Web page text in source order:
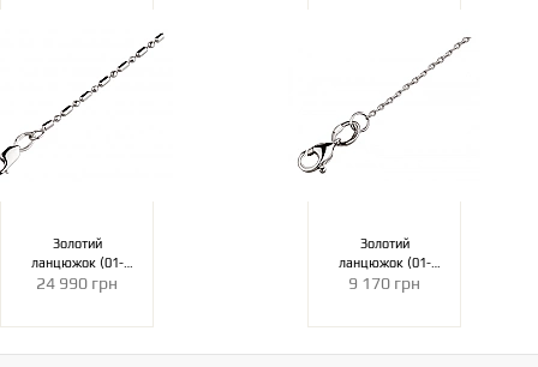
Золотий
ланцюжок (01-
200896275)
24 990 грн
Золотий
ланцюжок (01-
200900596)
9 170 грн